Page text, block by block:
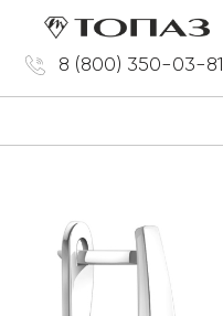
8 (800) 350-03-81